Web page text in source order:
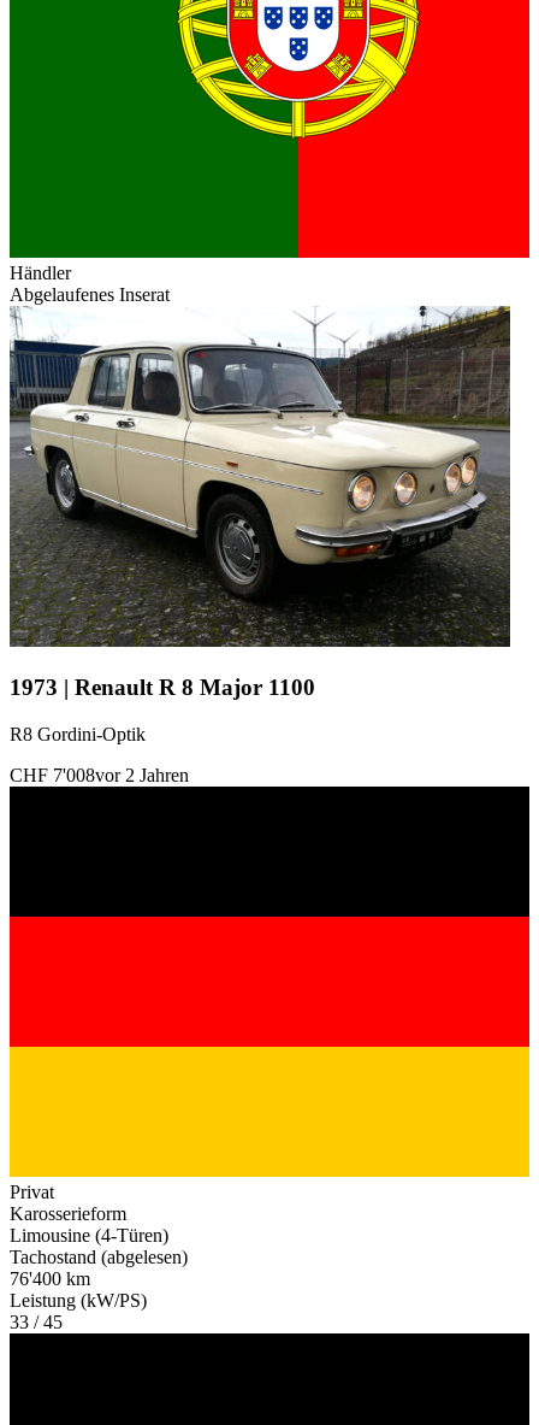
Händler
Abgelaufenes Inserat
1973 | Renault R 8 Major 1100
R8 Gordini-Optik
CHF 7'008vor 2 Jahren
Privat
Karosserieform
Limousine (4-Türen)
Tachostand (abgelesen)
76'400 km
Leistung (kW/PS)
33 / 45